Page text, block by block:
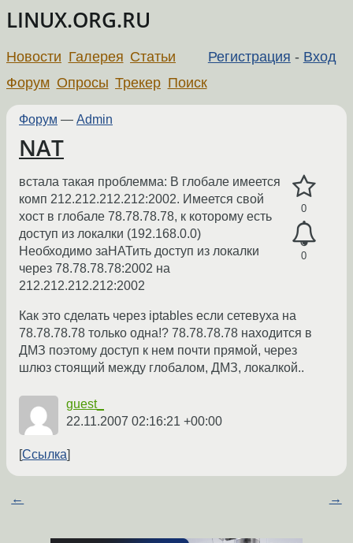
LINUX.ORG.RU
Регистрация - Вход
Новости Галерея Статьи
Форум Опросы Трекер Поиск
Форум — Admin
NAT
0
0
встала такая проблемма: В глобале имеется
комп 212.212.212.212:2002. Имеется свой
хост в глобале 78.78.78.78, к которому есть
доступ из локалки (192.168.0.0)
Необходимо заНАТить доступ из локалки
через 78.78.78.78:2002 на
212.212.212.212:2002
Как это сделать через iptables если сетевуха на
78.78.78.78 только одна!? 78.78.78.78 находится в
ДМЗ поэтому доступ к нем почти прямой, через
шлюз стоящий между глобалом, ДМЗ, локалкой..
guest_
22.11.2007 02:16:21 +00:00
Ссылка
← →